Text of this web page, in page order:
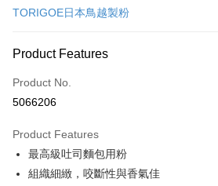
Apple Pay
Easy Wallet
Google Pay
Plus Pay
ATM Transfer
TORIGOE日本鳥越製粉
Product Features
Product No.
5066206
Product Features
最高級吐司麵包用粉
組織細緻，咬斷性與香氣佳